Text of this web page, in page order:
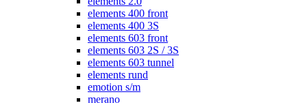
elements 400 front
elements 400 3S
elements 603 front
elements 603 2S / 3S
elements 603 tunnel
elements rund
emotion s/m
merano